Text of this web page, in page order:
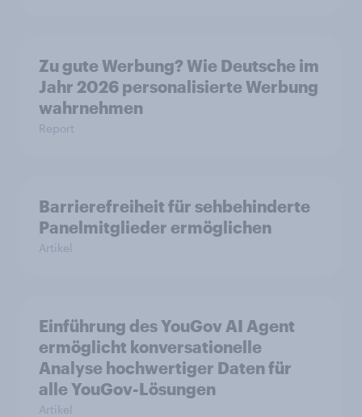
Zu gute Werbung? Wie Deutsche im
Jahr 2026 personalisierte Werbung
wahrnehmen
Report
Barrierefreiheit für sehbehinderte
Panelmitglieder ermöglichen
Artikel
Einführung des YouGov AI Agent
ermöglicht konversationelle
Analyse hochwertiger Daten für
alle YouGov-Lösungen
Artikel